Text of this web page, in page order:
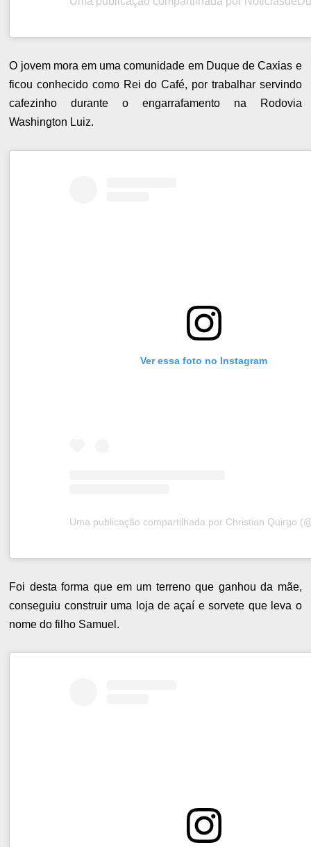
O jovem mora em uma comunidade em Duque de Caxias e
ficou conhecido como Rei do Café, por trabalhar servindo
cafezinho durante o engarrafamento na Rodovia
Washington Luiz.
Ver essa foto no Instagram
Foi desta forma que em um terreno que ganhou da mãe,
conseguiu construir uma loja de açaí e sorvete que leva o
nome do filho Samuel.